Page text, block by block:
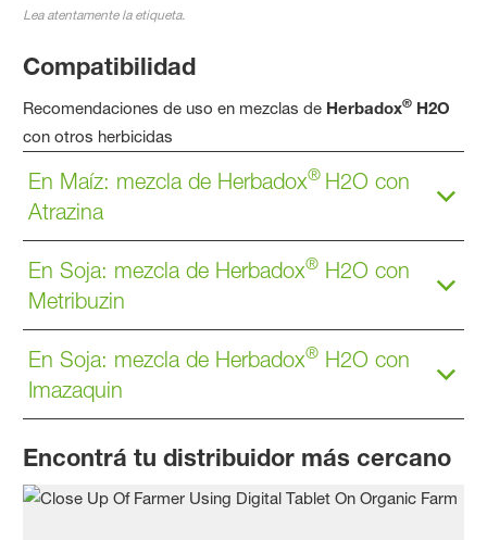
Lea atentamente la etiqueta.
Compatibilidad
Recomendaciones de uso en mezclas de Herbadox® H2O
con otros herbicidas
En Maíz: mezcla de Herbadox® H2O con
Atrazina
En Soja: mezcla de Herbadox® H2O con
Metribuzin
En Soja: mezcla de Herbadox® H2O con
Imazaquin
Encontrá tu distribuidor más cercano